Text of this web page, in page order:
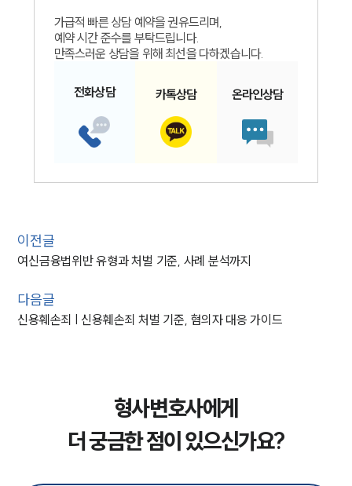
가급적 빠른 상담 예약을 권유드리며,
예약 시간 준수를 부탁드립니다.
만족스러운 상담을 위해 최선을 다하겠습니다.
전화상담 카톡상담 온라인상담
이전글
여신금융법위반 유형과 처벌 기준, 사례 분석까지
다음글
신용훼손죄 | 신용훼손죄 처벌 기준, 혐의자 대응 가이드
형사변호사에게
더 궁금한 점이 있으신가요?